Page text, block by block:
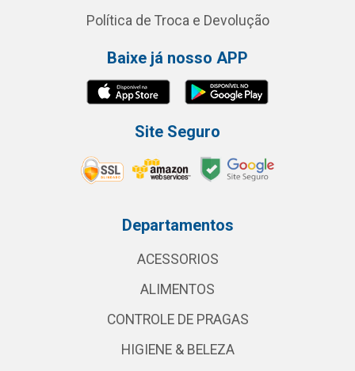
Política de Troca e Devolução
Baixe já nosso APP
Site Seguro
Departamentos
ACESSORIOS
ALIMENTOS
CONTROLE DE PRAGAS
HIGIENE & BELEZA